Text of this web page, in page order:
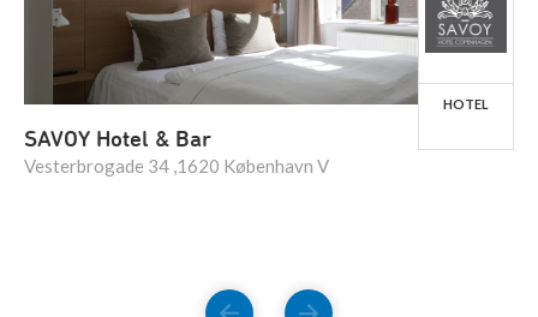
SAVOY Hotel & Bar
Vesterbrogade 34 ,1620 København V
HOTEL
FORRIGE NÆSTE